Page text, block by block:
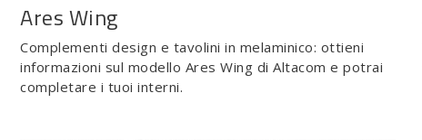
Ares Wing
Complementi design e tavolini in melaminico: ottieni
informazioni sul modello Ares Wing di Altacom e potrai
completare i tuoi interni.